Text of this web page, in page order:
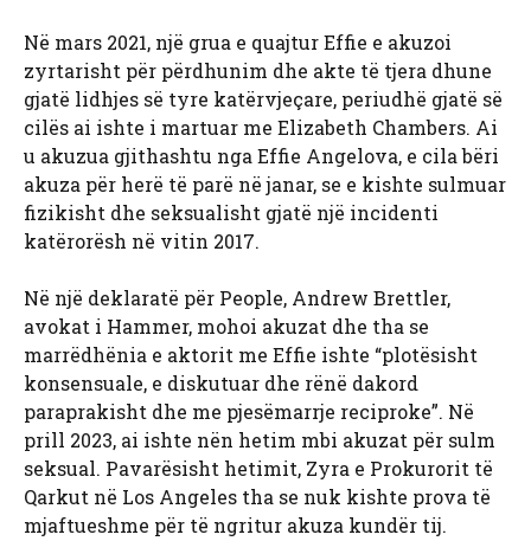
Në mars 2021, një grua e quajtur Effie e akuzoi
zyrtarisht për përdhunim dhe akte të tjera dhune
gjatë lidhjes së tyre katërvjeçare, periudhë gjatë së
cilës ai ishte i martuar me Elizabeth Chambers. Ai
u akuzua gjithashtu nga Effie Angelova, e cila bëri
akuza për herë të parë në janar, se e kishte sulmuar
fizikisht dhe seksualisht gjatë një incidenti
katërorësh në vitin 2017.
Në një deklaratë për People, Andrew Brettler,
avokat i Hammer, mohoi akuzat dhe tha se
marrëdhënia e aktorit me Effie ishte “plotësisht
konsensuale, e diskutuar dhe rënë dakord
paraprakisht dhe me pjesëmarrje reciproke”. Në
prill 2023, ai ishte nën hetim mbi akuzat për sulm
seksual. Pavarësisht hetimit, Zyra e Prokurorit të
Qarkut në Los Angeles tha se nuk kishte prova të
mjaftueshme për të ngritur akuza kundër tij.